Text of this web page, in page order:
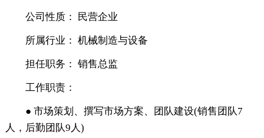
公司性质： 民营企业
所属行业： 机械制造与设备
担任职务： 销售总监
工作职责：
● 市场策划、撰写市场方案、团队建设(销售团队7
人，后勤团队9人)